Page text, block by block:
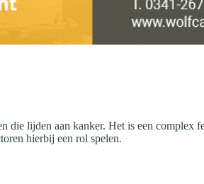
lijden aan kanker. Het is een complex
hierbij een rol spelen.